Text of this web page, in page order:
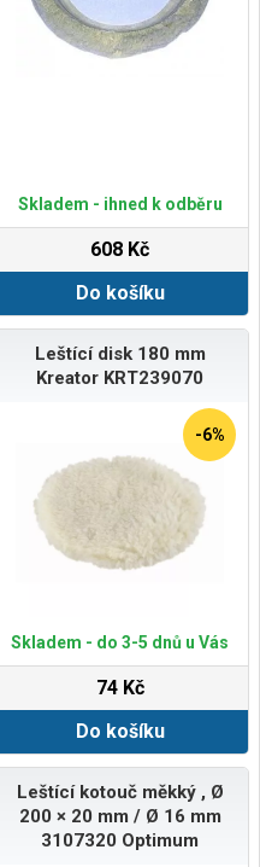
Skladem - ihned k odběru
608 Kč
Do košíku
Leštící disk 180 mm
Kreator KRT239070
-6%
Skladem - do 3-5 dnů u Vás
74 Kč
Do košíku
Leštící kotouč měkký , Ø
200 × 20 mm / Ø 16 mm
3107320 Optimum